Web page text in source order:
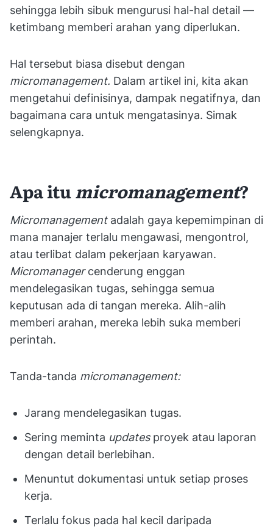
sehingga lebih sibuk mengurusi hal-hal detail —
ketimbang memberi arahan yang diperlukan.
Hal tersebut biasa disebut dengan
micromanagement. Dalam artikel ini, kita akan
mengetahui definisinya, dampak negatifnya, dan
bagaimana cara untuk mengatasinya. Simak
selengkapnya.
Apa itumicromanagement?
Micromanagementadalah gaya kepemimpinan di
mana manajer terlalu mengawasi, mengontrol,
atau terlibat dalam pekerjaan karyawan.
Micromanagercenderung enggan
mendelegasikan tugas, sehingga semua
keputusan ada di tangan mereka. Alih-alih
memberi arahan, mereka lebih suka memberi
perintah.
Tanda-tanda micromanagement:
Jarang mendelegasikan tugas.
Sering meminta updates proyek atau laporan
dengan detail berlebihan.
Menuntut dokumentasi untuk setiap proses
kerja.
Terlalu fokus pada hal kecil daripada